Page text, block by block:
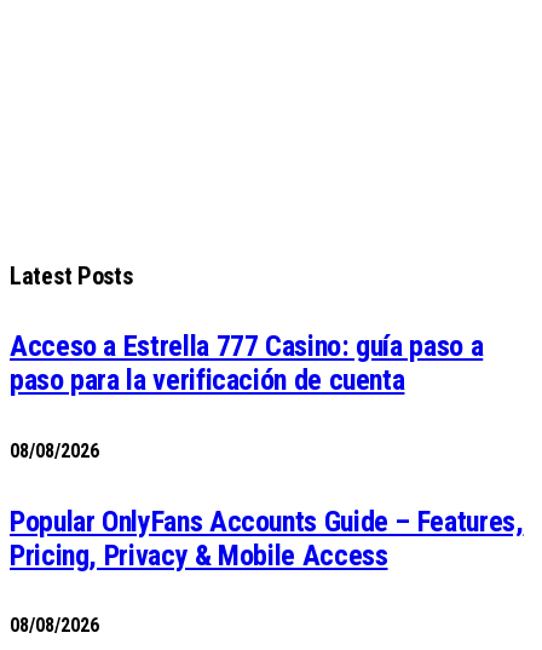
Latest Posts
Acceso a Estrella 777 Casino: guía paso a
paso para la verificación de cuenta
08/08/2026
Popular OnlyFans Accounts Guide – Features,
Pricing, Privacy & Mobile Access
08/08/2026